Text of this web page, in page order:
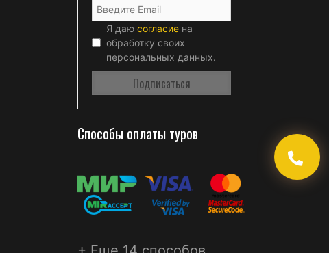
Я даю согласие на
обработку своих
персональных данных.
Способы оплаты туров